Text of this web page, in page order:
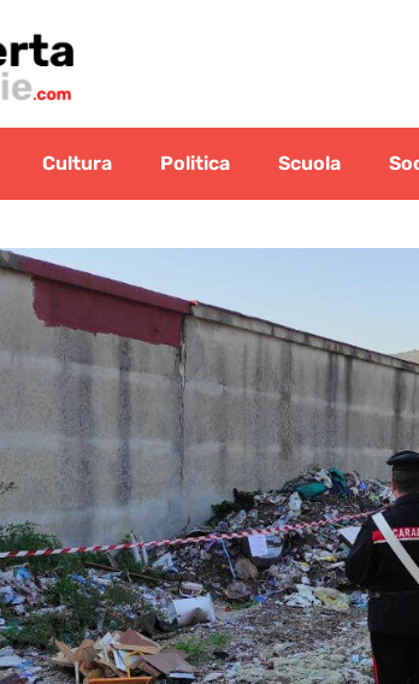
Cultura Politica Scuola